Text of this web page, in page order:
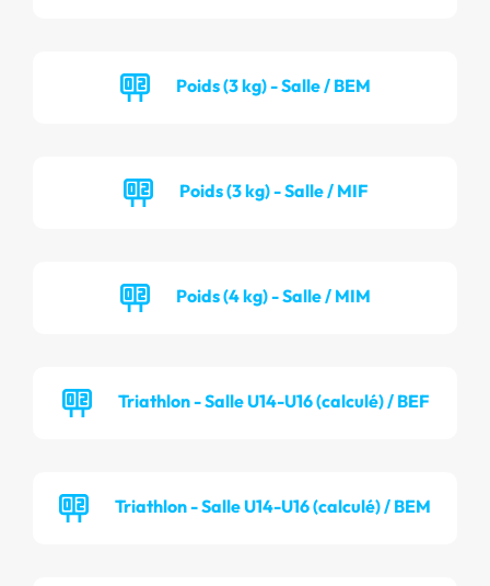
Poids (3 kg) - Salle / BEM
Poids (3 kg) - Salle / MIF
Poids (4 kg) - Salle / MIM
Triathlon - Salle U14-U16 (calculé) / BEF
Triathlon - Salle U14-U16 (calculé) / BEM